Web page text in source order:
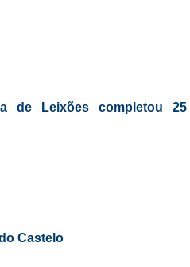
de Leixões completou 25
Castelo